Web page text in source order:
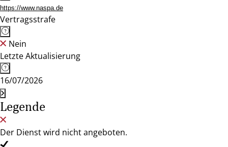
https://www.naspa.de
Vertragsstrafe
Nein
Letzte Aktualisierung
16/07/2026
Legende
Der Dienst wird nicht angeboten.